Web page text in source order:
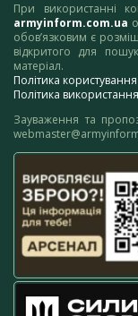
При використанні
armyinform.com.ua
обов’язковим є
відкритого для
матеріал.
Політика
Політика
Зауваження та